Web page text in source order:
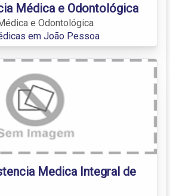
Médica e Odontológica
e Odontológica
em João Pessoa
Medica Integral de